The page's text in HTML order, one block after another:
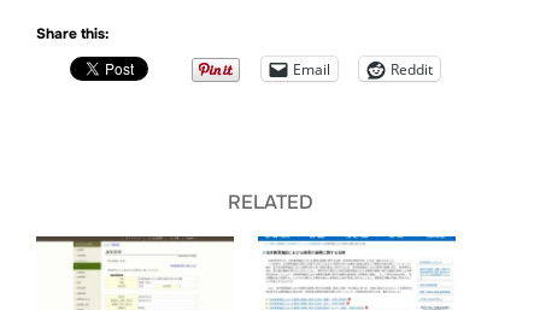
Share this:
Email Reddit
RELATED